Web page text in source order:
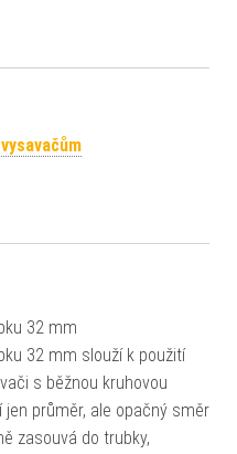
32 mm
32 mm slouží k použití
s běžnou kruhovou
průměr, ale opačný směr
zasouvá do trubky,